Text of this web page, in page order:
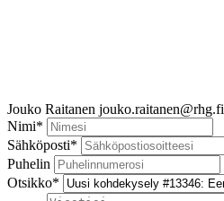
Jouko Raitanen jouko.raitanen@rhg.fi
Nimi*
Sähköposti*
Puhelin
Otsikko*